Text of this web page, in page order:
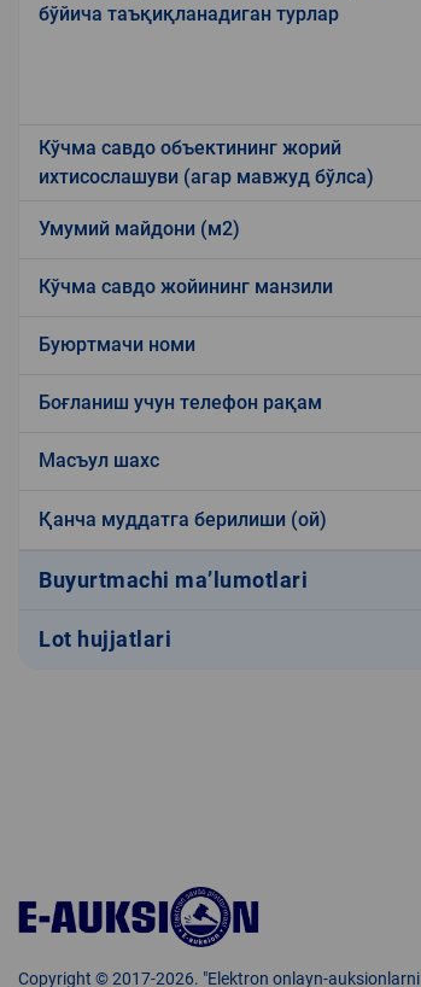
бўйича таъқиқланадиган турлар
Кўчма савдо объектининг жорий
ихтисослашуви (агар мавжуд бўлса)
Умумий майдони (м2)
Кўчма савдо жойининг манзили
Буюртмачи номи
Боғланиш учун телефон рақам
Масъул шахс
Қанча муддатга берилиши (ой)
Buyurtmachi ma’lumotlari
Lot hujjatlari
Copyright © 2017-2026. "Elektron onlayn-auksionlarni